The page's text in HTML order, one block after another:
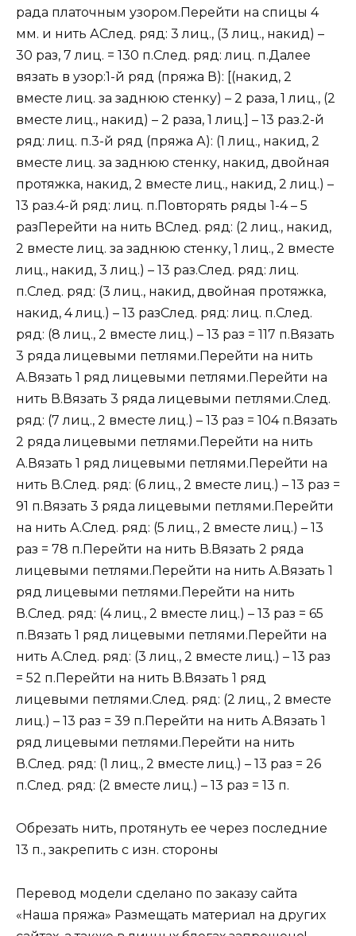
рада платочным узором.Перейти на спицы 4
мм. и нить АСлед. ряд: 3 лиц., (3 лиц., накид) –
30 раз, 7 лиц. = 130 п.След. ряд: лиц. п.Далее
вязать в узор:1-й ряд (пряжа В): [(накид, 2
вместе лиц. за заднюю стенку) – 2 раза, 1 лиц., (2
вместе лиц., накид) – 2 раза, 1 лиц.] – 13 раз.2-й
ряд: лиц. п.3-й ряд (пряжа А): (1 лиц., накид, 2
вместе лиц. за заднюю стенку, накид, двойная
протяжка, накид, 2 вместе лиц., накид, 2 лиц.) –
13 раз.4-й ряд: лиц. п.Повторять ряды 1-4 – 5
разПерейти на нить ВСлед. ряд: (2 лиц., накид,
2 вместе лиц. за заднюю стенку, 1 лиц., 2 вместе
лиц., накид, 3 лиц.) – 13 раз.След. ряд: лиц.
п.След. ряд: (3 лиц., накид, двойная протяжка,
накид, 4 лиц.) – 13 разСлед. ряд: лиц. п.След.
ряд: (8 лиц., 2 вместе лиц.) – 13 раз = 117 п.Вязать
3 ряда лицевыми петлями.Перейти на нить
А.Вязать 1 ряд лицевыми петлями.Перейти на
нить В.Вязать 3 ряда лицевыми петлями.След.
ряд: (7 лиц., 2 вместе лиц.) – 13 раз = 104 п.Вязать
2 ряда лицевыми петлями.Перейти на нить
А.Вязать 1 ряд лицевыми петлями.Перейти на
нить В.След. ряд: (6 лиц., 2 вместе лиц.) – 13 раз =
91 п.Вязать 3 ряда лицевыми петлями.Перейти
на нить А.След. ряд: (5 лиц., 2 вместе лиц.) – 13
раз = 78 п.Перейти на нить В.Вязать 2 ряда
лицевыми петлями.Перейти на нить А.Вязать 1
ряд лицевыми петлями.Перейти на нить
В.След. ряд: (4 лиц., 2 вместе лиц.) – 13 раз = 65
п.Вязать 1 ряд лицевыми петлями.Перейти на
нить А.След. ряд: (3 лиц., 2 вместе лиц.) – 13 раз
= 52 п.Перейти на нить В.Вязать 1 ряд
лицевыми петлями.След. ряд: (2 лиц., 2 вместе
лиц.) – 13 раз = 39 п.Перейти на нить А.Вязать 1
ряд лицевыми петлями.Перейти на нить
В.След. ряд: (1 лиц., 2 вместе лиц.) – 13 раз = 26
п.След. ряд: (2 вместе лиц.) – 13 раз = 13 п.
Обрезать нить, протянуть ее через последние
13 п., закрепить с изн. стороны
Перевод модели сделано по заказу сайта
«Наша пряжа» Размещать материал на других